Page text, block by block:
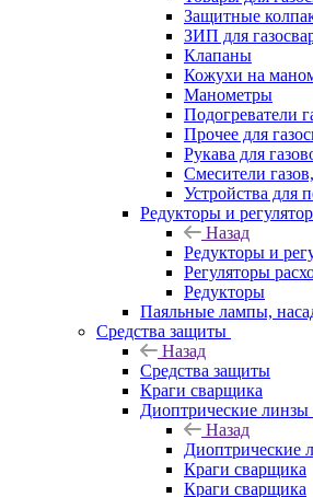
Защитные
ЗИП для
Клапаны
Кожухи на
Манометры
Подогреватели
Прочее для
Рукава для
Смесители
Устройства для
Редукторы и
Назад
Редукторы и
Регуляторы
Редукторы
Паяльные лампы,
Средства защиты
Назад
Средства защиты
Краги сварщика
Диоптрические линзы
Назад
Диоптрические
Краги сварщика
Краги сварщика